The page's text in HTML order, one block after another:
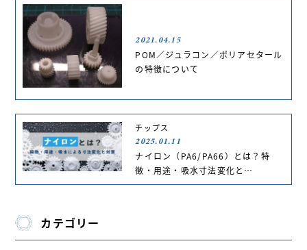
2021.04.15
POM／ジュラコン／ポリアセタール
の特徴について
チップス
2025.01.11
ナイロン（PA6/PA66）とは？特
徴・用途・吸水寸法変化と…
カテゴリー